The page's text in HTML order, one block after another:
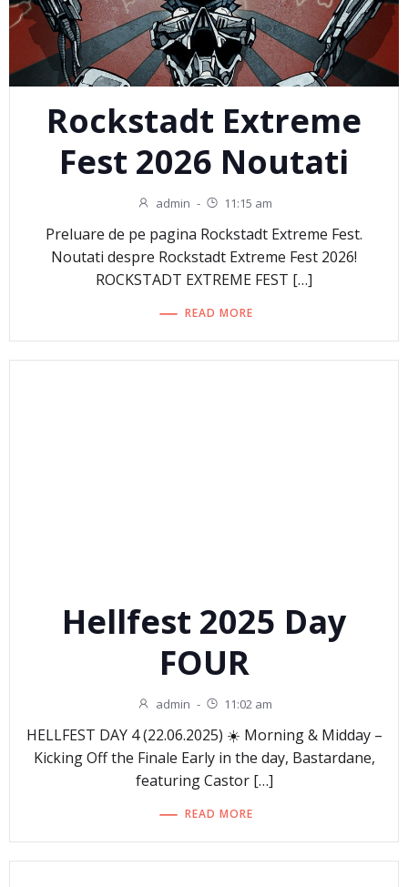
Rockstadt Extreme
Fest 2026 Noutati
admin - 11:15 am
Preluare de pe pagina Rockstadt Extreme Fest.
Noutati despre Rockstadt Extreme Fest 2026!
ROCKSTADT EXTREME FEST […]
READ MORE
Hellfest 2025 Day
FOUR
admin - 11:02 am
HELLFEST DAY 4 (22.06.2025) ☀️ Morning & Midday –
Kicking Off the Finale Early in the day, Bastardane,
featuring Castor […]
READ MORE